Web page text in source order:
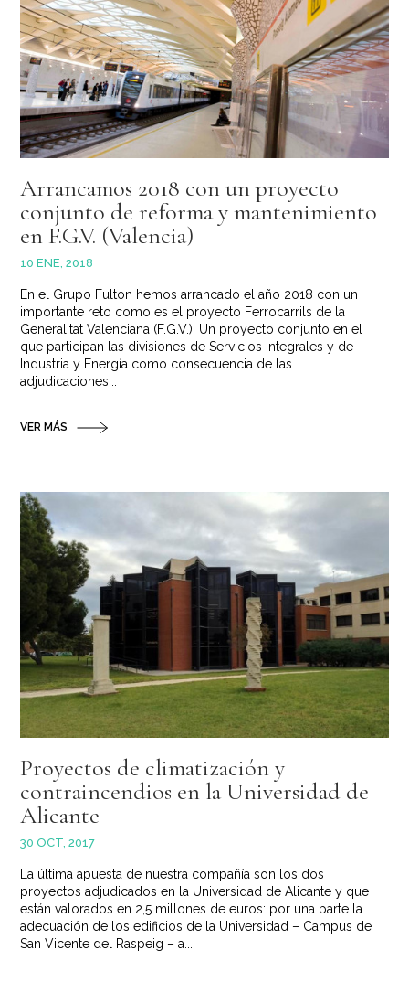
Arrancamos 2018 con un proyecto
conjunto de reforma y mantenimiento
en F.G.V. (Valencia)
10 ENE, 2018
En el Grupo Fulton hemos arrancado el año 2018 con un
importante reto como es el proyecto Ferrocarrils de la
Generalitat Valenciana (F.G.V.). Un proyecto conjunto en el
que participan las divisiones de Servicios Integrales y de
Industria y Energía como consecuencia de las
adjudicaciones...
VER MÁS
Proyectos de climatización y
contraincendios en la Universidad de
Alicante
30 OCT, 2017
La última apuesta de nuestra compañía son los dos
proyectos adjudicados en la Universidad de Alicante y que
están valorados en 2,5 millones de euros: por una parte la
adecuación de los edificios de la Universidad – Campus de
San Vicente del Raspeig – a...